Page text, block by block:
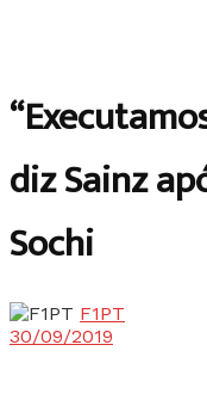
diz Sainz
Sochi
F1PT
30/09/2019